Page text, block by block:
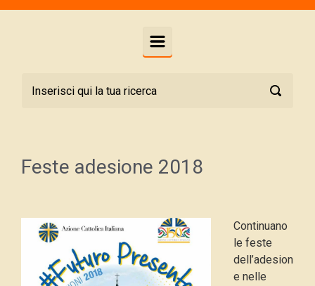
Feste adesione 2018
Continuano
le feste
dell’adesion
e nelle